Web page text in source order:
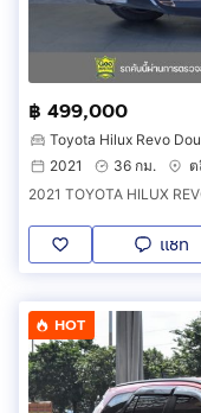
฿ 499,000
Toyota Hilux Revo
2021
36 กม.
แชท
HOT